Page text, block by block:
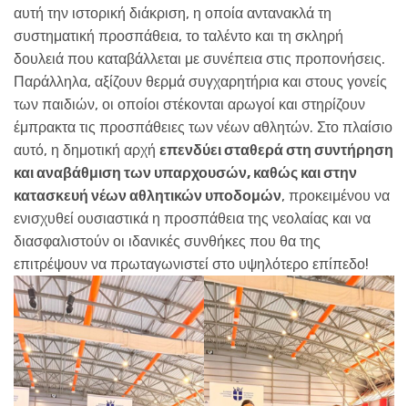
αυτή την ιστορική διάκριση, η οποία αντανακλά τη
συστηματική προσπάθεια, το ταλέντο και τη σκληρή
δουλειά που καταβάλλεται με συνέπεια στις προπονήσεις.
Παράλληλα, αξίζουν θερμά συγχαρητήρια και στους γονείς
των παιδιών, οι οποίοι στέκονται αρωγοί και στηρίζουν
έμπρακτα τις προσπάθειες των νέων αθλητών. Στο πλαίσιο
αυτό, η δημοτική αρχή επενδύει σταθερά στη συντήρηση
και αναβάθμιση των υπαρχουσών, καθώς και στην
κατασκευή νέων αθλητικών υποδομών, προκειμένου να
ενισχυθεί ουσιαστικά η προσπάθεια της νεολαίας και να
διασφαλιστούν οι ιδανικές συνθήκες που θα της
επιτρέψουν να πρωταγωνιστεί στο υψηλότερο επίπεδο!